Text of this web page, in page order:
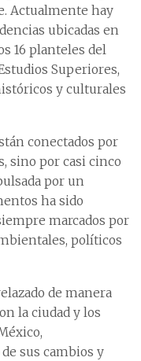
Actualmente hay
ubicadas en
16 planteles del
Superiores,
y culturales
conectados por
sino por casi cinco
por un
ha sido
marcados por
políticos
de manera
la ciudad y los
sus cambios y